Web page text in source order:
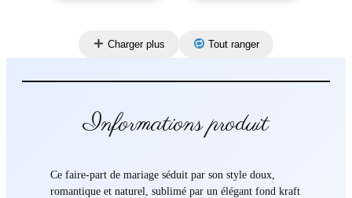
Charger plus Tout ranger
Informations produit
Ce faire-part de mariage séduit par son style doux,
romantique et naturel, sublimé par un élégant fond kraft